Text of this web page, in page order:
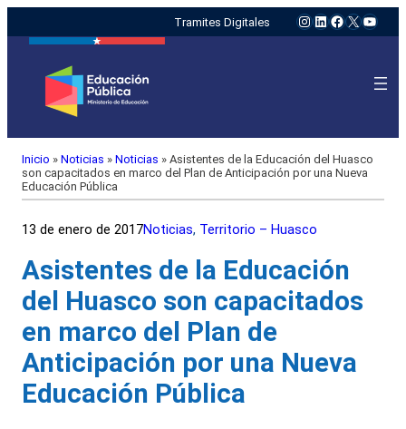
Tramites Digitales Instagram
LinkedIn
Facebook
X
Inicio » Noticias » Noticias » Asistentes de la Educación del Huasco
son capacitados en marco del Plan de Anticipación por una Nueva
Educación Pública
13 de enero de 2017Noticias, Territorio – Huasco
Asistentes de la Educación
del Huasco son capacitados
en marco del Plan de
Anticipación por una Nueva
Educación Pública